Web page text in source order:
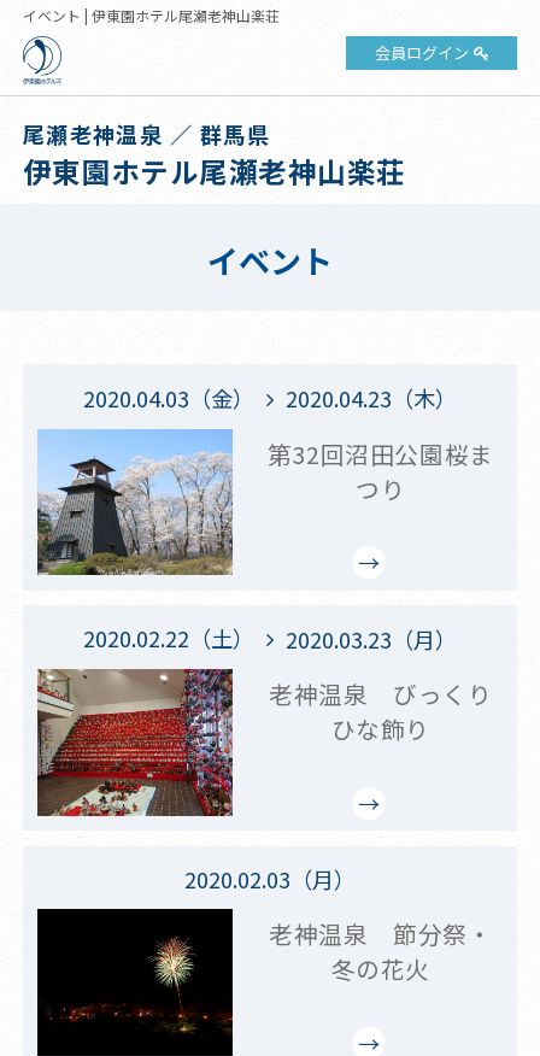
イベント | 伊東園ホテル尾瀬老神山楽荘
会員ログイン
尾瀬老神温泉 ／ 群馬県
伊東園ホテル尾瀬老神山楽荘
イベント
2020.04.03（金） 2020.04.23（木）
第32回沼田公園桜ま
つり
2020.02.22（土） 2020.03.23（月）
老神温泉 びっくり
ひな飾り
2020.02.03（月）
老神温泉 節分祭・
冬の花火